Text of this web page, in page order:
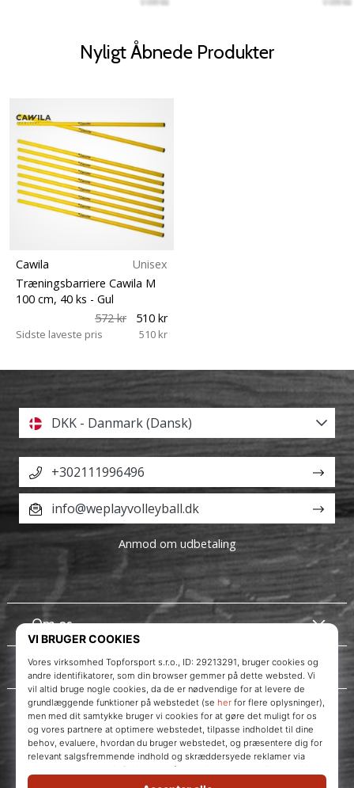
Nyligt Åbnede Produkter
Cawila
Unisex
Træningsbarriere Cawila M
100 cm, 40 ks - Gul
572 kr
510 kr
Sidste laveste pris 510 kr
WePlayVolleyball.dk
Om os
Kundeservice
DKK - Danmark (Dansk)
+302111996496
info@weplayvolleyball.dk
Anmod om udbetaling